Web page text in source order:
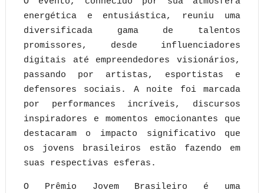
energética e entusiástica, reuniu uma
diversificada gama de talentos
promissores, desde influenciadores
digitais até empreendedores visionários,
passando por artistas, esportistas e
defensores sociais. A noite foi marcada
por performances incríveis, discursos
inspiradores e momentos emocionantes que
destacaram o impacto significativo que
os jovens brasileiros estão fazendo em
suas respectivas esferas.
O Prêmio Jovem Brasileiro é uma